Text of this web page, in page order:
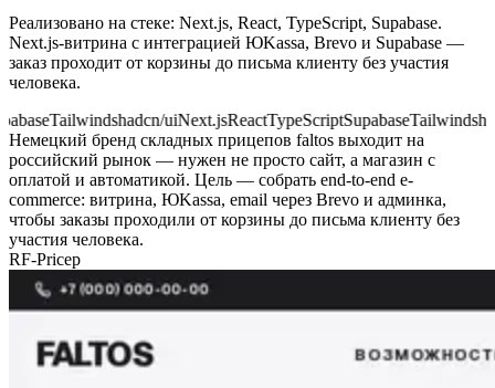
Реализовано на стеке: Next.js, React, TypeScript, Supabase.
Next.js-витрина с интеграцией ЮKassa, Brevo и Supabase —
заказ проходит от корзины до письма клиенту без участия
человека.
Tailwindshadcn/uiNext.jsReactTypeScriptSupabaseTailwind
Немецкий бренд складных прицепов faltos выходит на
российский рынок — нужен не просто сайт, а магазин с
оплатой и автоматикой. Цель — собрать end-to-end e-
commerce: витрина, ЮKassa, email через Brevo и админка,
чтобы заказы проходили от корзины до письма клиенту без
участия человека.
RF-Pricep